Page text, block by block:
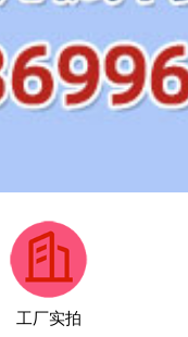
工厂实拍